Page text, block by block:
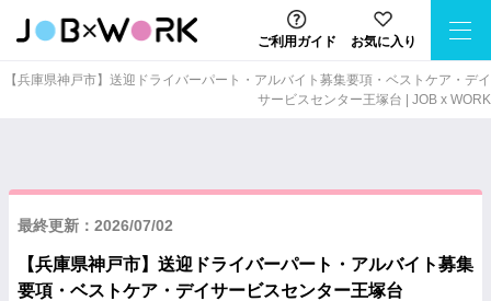
ご利用ガイド お気に入り
【兵庫県神戸市】送迎ドライバーパート・アルバイト募集要項・ベストケア・デイ
サービスセンター王塚台 | JOB x WORK
最終更新：2026/07/02
【兵庫県神戸市】送迎ドライバーパート・アルバイト募集
要項・ベストケア・デイサービスセンター王塚台